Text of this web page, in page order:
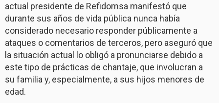
actual presidente de Refidomsa manifestó que
durante sus años de vida pública nunca había
considerado necesario responder públicamente a
ataques o comentarios de terceros, pero aseguró que
la situación actual lo obligó a pronunciarse debido a
este tipo de prácticas de chantaje, que involucran a
su familia y, especialmente, a sus hijos menores de
edad.